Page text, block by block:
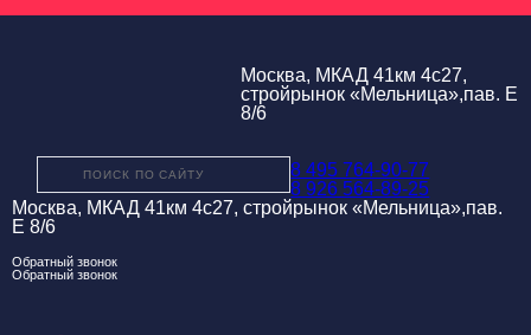
Москва, МКАД 41км 4с27,
стройрынок «Мельница»,пав. Е
8/6
8 495 764-90-77
8 926 564-89-25
Москва, МКАД 41км 4с27, стройрынок «Мельница»,пав.
Е 8/6
Обратный звонок
Обратный звонок